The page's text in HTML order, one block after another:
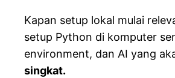
Kapan setup lokal mulai
setup Python di komputer
environment, dan AI yang
singkat.